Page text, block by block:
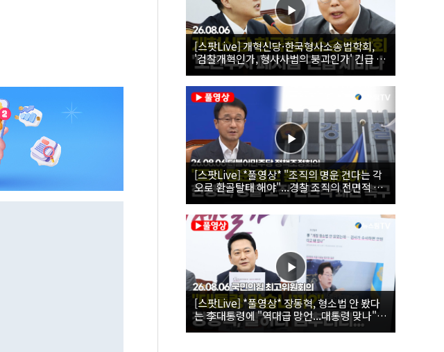
[스팟Live] 개혁신당·한국형사소송법학회,
'검찰개혁인가, 형사사법의 붕괴인가' 긴급 세
미나｜26.08.06
[스팟Live] *풀영상* "조직의 명운 건다는 각
오로 환골탈태 해야"...경찰 조직의 전면적 쇄
신 촉구한 한병도 | 26.08.06 더불어민주당 정
책조정회의
[스팟Live] *풀영상* 장동혁, 형소법 안 봤다
는 李대통령에 "역대급 망언...대통령 맞나"｜
26.08.06 국민의힘 최고위원회의